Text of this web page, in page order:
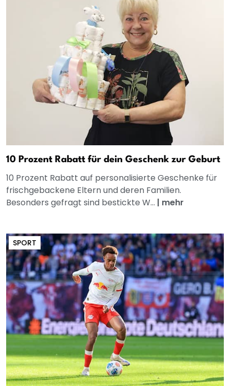
10 Prozent Rabatt für dein Geschenk zur Geburt
10 Prozent Rabatt auf personalisierte Geschenke für
frischgebackene Eltern und deren Familien.
Besonders gefragt sind bestickte W... | mehr
SPORT